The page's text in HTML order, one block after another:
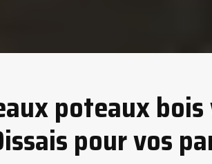
poteaux
pour vos